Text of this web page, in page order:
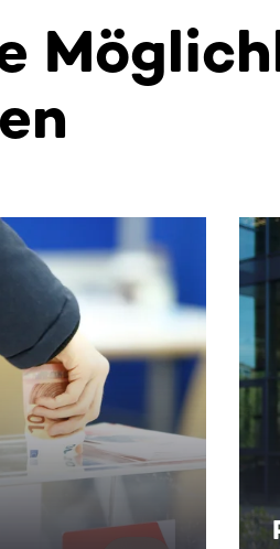
scrollbare Inhalte.